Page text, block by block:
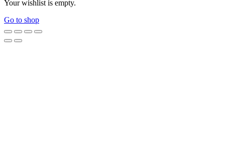
Your wishlist is empty.
Go to shop